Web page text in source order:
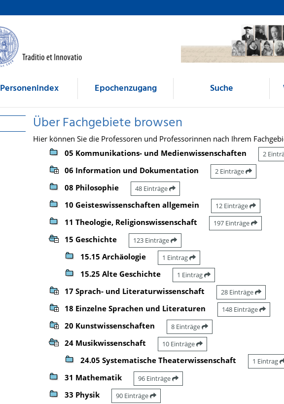
Personenindex Epochenzugang Suche
Über Fachgebiete browsen
Hier können Sie die Professoren und Professorinnen nach Ihrem
05 Kommunikations- und Medienwissenschaften
2
06 Information und Dokumentation 2 Einträge
08 Philosophie 48 Einträge
10 Geisteswissenschaften allgemein 12 Einträge
11 Theologie, Religionswissenschaft 197 Einträge
15 Geschichte 123 Einträge
15.15 Archäologie 1 Eintrag
15.25 Alte Geschichte 1 Eintrag
17 Sprach- und Literaturwissenschaft 28 Einträge
18 Einzelne Sprachen und Literaturen 148 Einträge
20 Kunstwissenschaften 8 Einträge
24 Musikwissenschaft 10 Einträge
24.05 Systematische Theaterwissenschaft 1 Eintrag
31 Mathematik 96 Einträge
33 Physik 90 Einträge